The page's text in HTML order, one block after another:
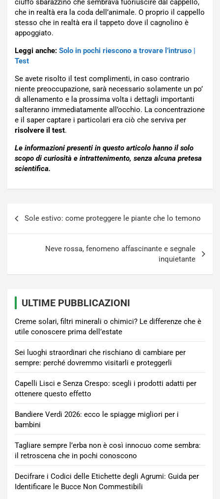
ciuffo sbarazzino che sembrava fuoriuscire dal cappello,
che in realtà era la coda dell’animale. O proprio il cappello
stesso che in realtà era il tappeto dove il cagnolino è
appoggiato.
Leggi anche: Solo in pochi riescono a trovare l’intruso |
Test
Se avete risolto il test complimenti, in caso contrario
niente preoccupazione, sarà necessario solamente un po’
di allenamento e la prossima volta i dettagli importanti
salteranno immediatamente all’occhio. La concentrazione
e il saper captare i particolari era ciò che serviva per
risolvere il test.
Le informazioni presenti in questo articolo hanno il solo
scopo di curiosità e intrattenimento, senza alcuna pretesa
scientifica.
Sole estivo: come proteggere le piante che lo temono
Neve rossa, fenomeno affascinante e segnale
inquietante
ULTIME PUBBLICAZIONI
Creme solari, filtri minerali o chimici? Le differenze che è
utile conoscere prima dell’estate
Sei luoghi straordinari che rischiano di cambiare per
sempre: perché dovremmo visitarli e proteggerli
Capelli Lisci e Senza Crespo: scegli i prodotti adatti per
ottenere questo effetto
Bandiere Verdi 2026: ecco le spiagge migliori per i
bambini
Tagliare sempre l’erba non è così innocuo come sembra:
il retroscena che in pochi conoscono
Decifrare i Codici delle Etichette degli Agrumi: Guida per
Identificare le Bucce Non Commestibili